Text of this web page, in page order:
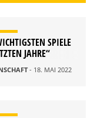
SPIELE
JAHRE“
- 18. MAI 2022